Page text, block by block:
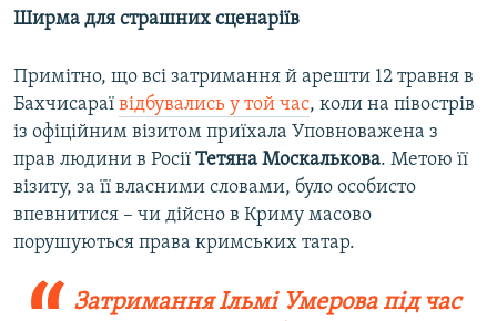
Ширма для страшних сценаріїв
Примітно, що всі затримання й арешти 12 травня в
Бахчисараї відбувались у той час, коли на півострів
із офіційним візитом приїхала Уповноважена з
прав людини в Росії Тетяна Москалькова. Метою її
візиту, за її власними словами, було особисто
впевнитися – чи дійсно в Криму масово
порушуються права кримських татар.
Затримання Ільмі Умерова під час